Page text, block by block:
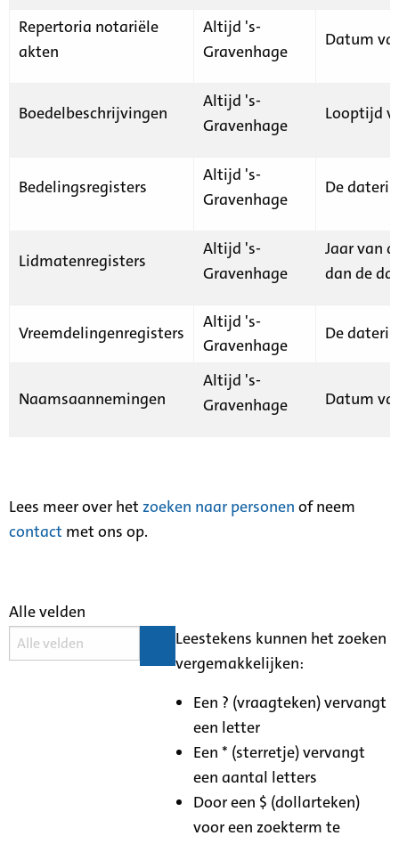
Repertoria notariële
akten
Altijd 's-
Gravenhage
Datum
Boedelbeschrijvingen
Altijd 's-
Gravenhage
Looptijd
Bedelingsregisters
Altijd 's-
Gravenhage
De
Lidmatenregisters
Altijd 's-
Gravenhage
Jaar van
dan de
Vreemdelingenregisters
Altijd 's-
Gravenhage
De
Naamsaannemingen
Altijd 's-
Gravenhage
Datum
Lees meer over het zoeken naar personen of neem
contact met ons op.
Alle velden
Leestekens kunnen het zoeken
vergemakkelijken:
Een ? (vraagteken) vervangt
een letter
Een * (sterretje) vervangt
een aantal letters
Door een $ (dollarteken)
voor een zoekterm te